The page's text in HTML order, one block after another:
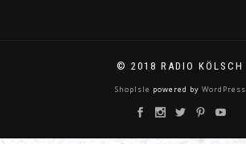
© 2018 RADIO KÖLSCH
ShopIsle powered by WordPress